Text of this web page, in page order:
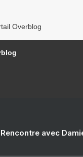
Overblog
avec